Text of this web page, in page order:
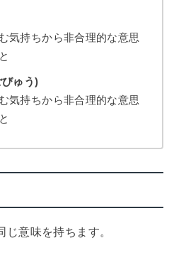
気持ちから非合理的な意思
ゅう)
気持ちから非合理的な意思
じ意味を持ちます。